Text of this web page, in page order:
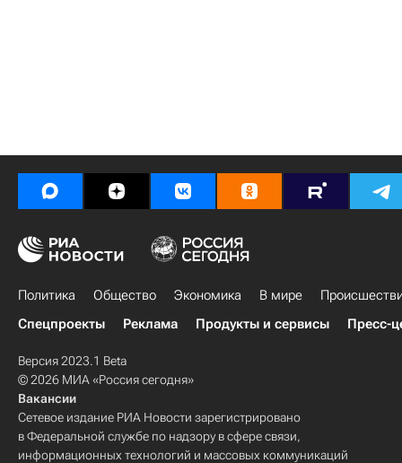
Политика Общество Экономика В мире
Спецпроекты
Реклама Продукты и сервисы Пресс-
Версия 2023.1 Beta
© 2026 МИА «Россия сегодня»
Вакансии
Сетевое издание РИА Новости зарегистрировано
в Федеральной службе по надзору в сфере связи,
информационных технологий и массовых коммуникаций